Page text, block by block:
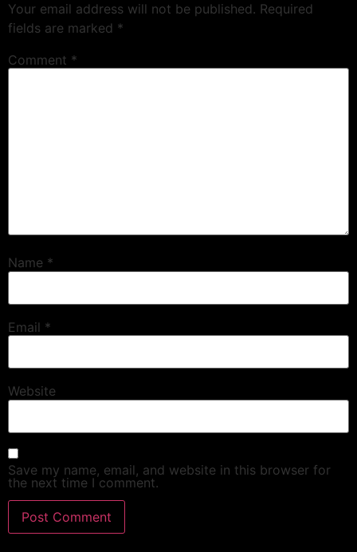
Your email address will not be published. Required
fields are marked *
Comment *
Name *
Email *
Website
Save my name, email, and website in this browser for
the next time I comment.